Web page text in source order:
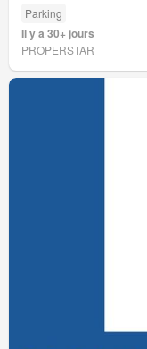
Parking
Il y a 30+ jours
PROPERSTAR